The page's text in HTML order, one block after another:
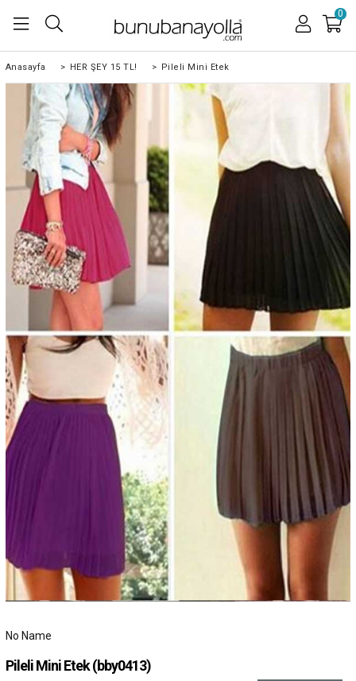
0
Anasayfa > HER ŞEY 15 TL! > Pileli Mini Etek
No Name
Pileli Mini Etek(bby0413)